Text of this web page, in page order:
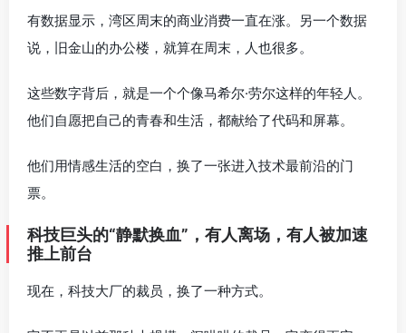
有数据显示，湾区周末的商业消费一直在涨。另一个数据
说，旧金山的办公楼，就算在周末，人也很多。
这些数字背后，就是一个个像马希尔·劳尔这样的年轻人。
他们自愿把自己的青春和生活，都献给了代码和屏幕。
他们用情感生活的空白，换了一张进入技术最前沿的门
票。
科技巨头的“静默换血”，有人离场，有人被加速
推上前台
现在，科技大厂的裁员，换了一种方式。